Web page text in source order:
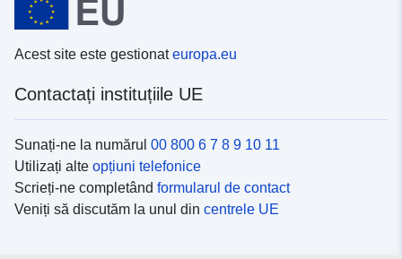
Acest site este gestionateuropa.eu
Contactați instituțiile UE
Sunați-ne la numărul 00 800 6 7 8 9 10 11
Utilizați alte opțiuni telefonice
Scrieți-ne completând formularul de contact
Veniți să discutăm la unul din centrele UE